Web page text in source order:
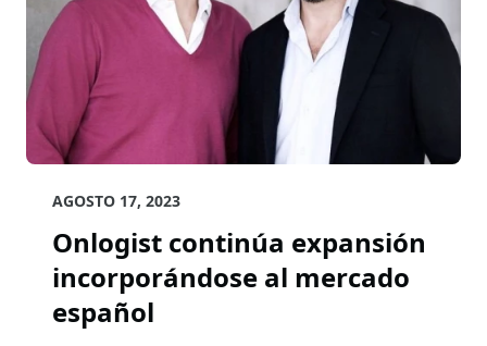
AGOSTO 17, 2023
Onlogist continúa expansión
incorporándose al mercado
español